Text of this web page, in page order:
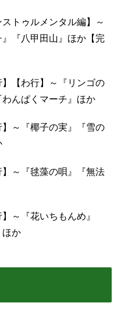
トゥルメンタル編】～
』『八甲田山』ほか【完
【わ行】～『リンゴの
んぱくマーチ』ほか
～『椰子の実』『雪の
～『毬藻の唄』『無法
～『花いちもんめ』
ほか